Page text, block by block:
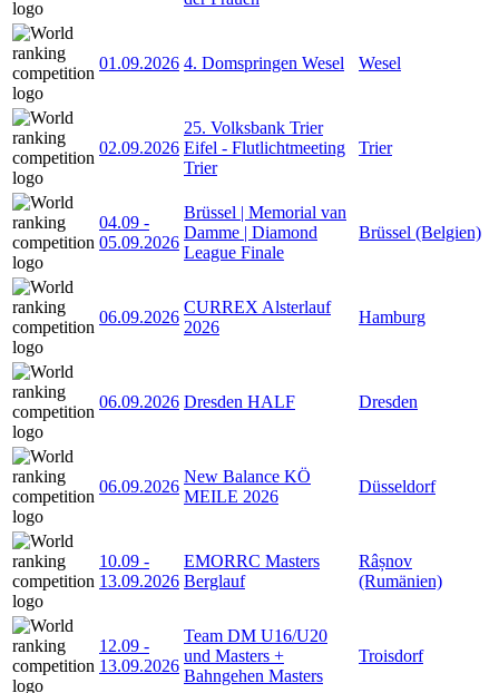
01.09.2026 4. Domspringen Wesel Wesel
02.09.2026
25. Volksbank Trier
Eifel - Flutlichtmeeting
Trier
Trier
04.09 -
05.09.2026
Brüssel | Memorial van
Damme | Diamond
League Finale
Brüssel (Belgien)
06.09.2026
CURREX Alsterlauf
2026
Hamburg
06.09.2026 Dresden HALF Dresden
06.09.2026
New Balance KÖ
MEILE 2026
Düsseldorf
10.09 -
13.09.2026
EMORRC Masters
Berglauf
Râșnov
(Rumänien)
12.09 -
13.09.2026
Team DM U16/U20
und Masters +
Bahngehen Masters
Troisdorf